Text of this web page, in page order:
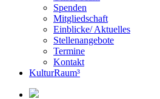
Spenden
Mitgliedschaft
Einblicke/ Aktuelles
Stellenangebote
Termine
Kontakt
KulturRaum³